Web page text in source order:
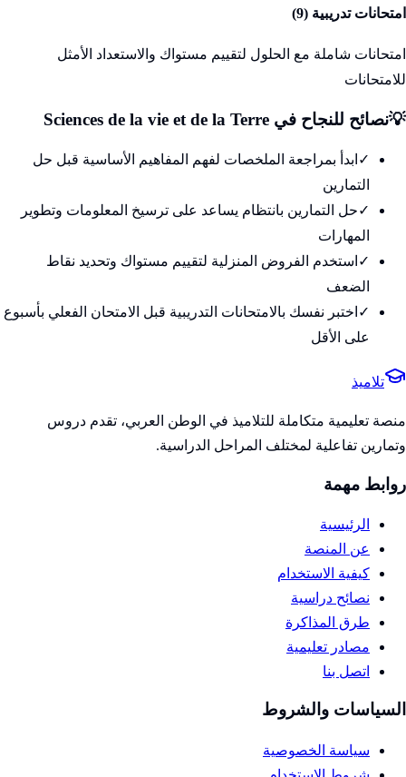
امتحانات تدريبية (9
)
امتحانات شاملة مع الحلول لتقييم مستواك والاستعداد الأمثل
للامتحانات
💡نصائح للنجاح في Sciences de la vie et de la Terre
✓ ابدأ بمراجعة الملخصات لفهم المفاهيم الأساسية قبل حل
التمارين
✓حل التمارين بانتظام يساعد على ترسيخ المعلومات وتطوير
المهارات
✓ استخدم الفروض المنزلية لتقييم مستواك وتحديد نقاط
الضعف
✓ اختبر نفسك بالامتحانات التدريبية قبل الامتحان الفعلي بأسبوع
على الأقل
تلاميذ
منصة تعليمية متكاملة للتلاميذ في الوطن العربي، تقدم دروس
وتمارين تفاعلية لمختلف المراحل الدراسية.
روابط مهمة
الرئيسية
عن المنصة
كيفية الاستخدام
نصائح دراسية
طرق المذاكرة
مصادر تعليمية
اتصل بنا
السياسات والشروط
سياسة الخصوصية